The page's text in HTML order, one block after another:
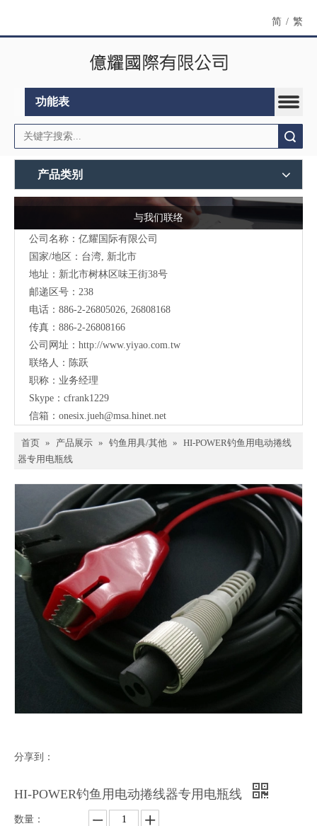
简 / 繁
功能表
产品类别
与我们联络
公司名称：亿耀国际有限公司
国家/地区：台湾, 新北市
地址：新北市树林区味王街38号
邮递区号：238
电话：886-2-26805026, 26808168
传真：886-2-26808166
公司网址： http://www.yiyao.com.tw
联络人：陈跃
职称：业务经理
Skype：cfrank1229
信箱： onesix.jueh@msa.hinet.net
首页 » 产品展示 » 钓鱼用具/其他 » HI-POWER钓鱼用电动捲线
器专用电瓶线
分享到：
HI-POWER钓鱼用电动捲线器专用电瓶线
数量：